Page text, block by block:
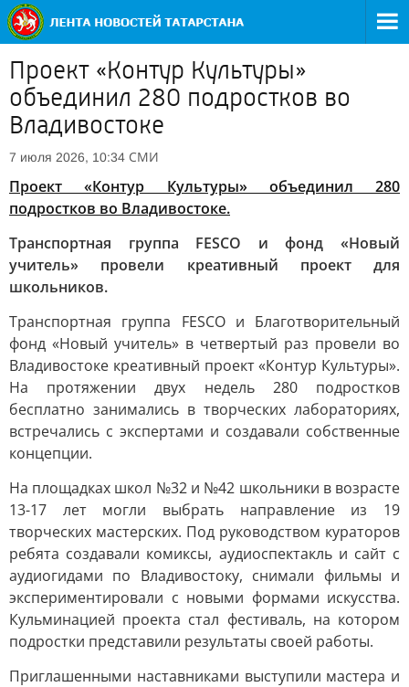
Проект «Контур Культуры»
объединил 280 подростков во
Владивостоке
7 июля 2026, 10:34 СМИ
Проект «Контур Культуры» объединил 280
подростков во Владивостоке.
Транспортная группа FESCO и фонд «Новый
учитель» провели креативный проект для
школьников.
Транспортная группа FESCO и Благотворительный
фонд «Новый учитель» в четвертый раз провели во
Владивостоке креативный проект «Контур Культуры».
На протяжении двух недель 280 подростков
бесплатно занимались в творческих лабораториях,
встречались с экспертами и создавали собственные
концепции.
На площадках школ №32 и №42 школьники в возрасте
13-17 лет могли выбрать направление из 19
творческих мастерских. Под руководством кураторов
ребята создавали комиксы, аудиоспектакль и сайт с
аудиогидами по Владивостоку, снимали фильмы и
экспериментировали с новыми формами искусства.
Кульминацией проекта стал фестиваль, на котором
подростки представили результаты своей работы.
Приглашенными наставниками выступили мастера и